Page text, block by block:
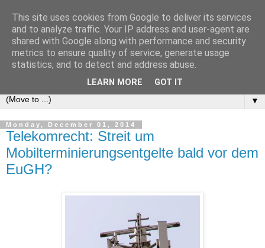
e-comm
Blog zum österreichischen und europäischen Recht der
elektronischen Kommunikationsnetze und -dienste
▼
Monday, December 01, 2014
Telekomrecht: Streit um
Mobilterminierungsentgelte bald vor dem
EuGH?
This site uses cookies from Google to deliver its services
and to analyze traffic. Your IP address and user-agent are
shared with Google along with performance and security
metrics to ensure quality of service, generate usage
statistics, and to detect and address abuse.
LEARN MORE GOT IT